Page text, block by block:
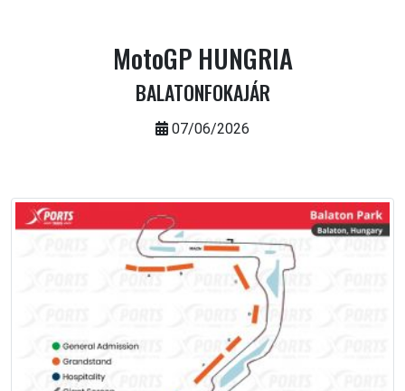
MotoGP HUNGRIA
BALATONFOKAJÁR
07/06/2026